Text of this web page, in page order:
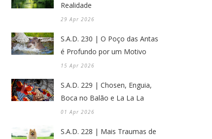
Realidade
29 Apr 2026
S.A.D. 230 | O Poço das Antas
é Profundo por um Motivo
15 Apr 2026
S.A.D. 229 | Chosen, Enguia,
Boca no Balão e La La La
01 Apr 2026
S.A.D. 228 | Mais Traumas de